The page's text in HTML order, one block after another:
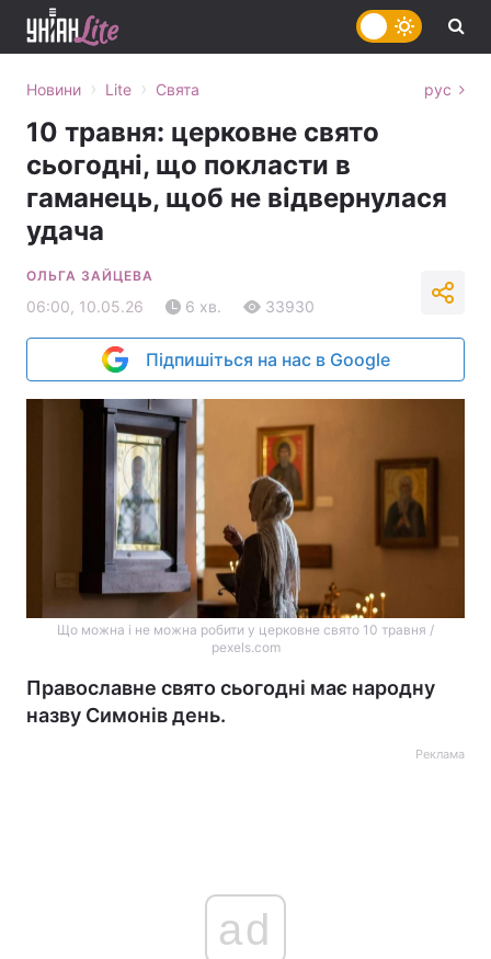
Новини › Lite › Свята рус
10 травня: церковне свято
сьогодні, що покласти в
гаманець, щоб не відвернулася
удача
ОЛЬГА ЗАЙЦЕВА
06:00, 10.05.26 6 хв. 33930
Підпишіться на нас в Google
Що можна і не можна робити у церковне свято 10 травня /
pexels.com
Православне свято сьогодні має народну
назву Симонів день.
Реклама
ad